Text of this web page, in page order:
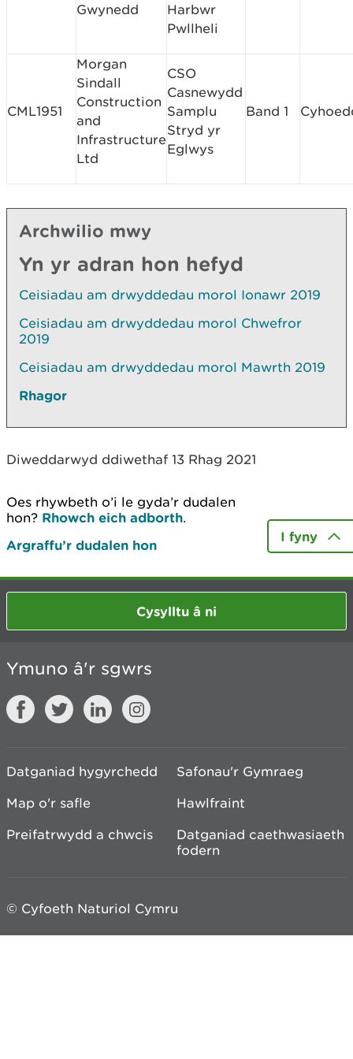
Gwynedd
Harbwr
Pwllheli
CML1951
Morgan
Sindall
Construction
and
Infrastructure
Ltd
CSO
Casnewydd
Samplu
Stryd yr
Eglwys
Band 1
Archwilio mwy
Yn yr adran hon hefyd
Ceisiadau am drwyddedau morol Ionawr 2019
Ceisiadau am drwyddedau morol Chwefror
2019
Ceisiadau am drwyddedau morol Mawrth 2019
Rhagor
Diweddarwyd ddiwethaf 13 Rhag 2021
Oes rhywbeth o’i le gyda’r dudalen
hon? Rhowch eich adborth.
Argraffu’r dudalen hon
I fyny
Cysylltu â ni
Ymuno â'r sgwrs
Datganiad hygyrchedd
Safonau'r Gymraeg
Map o'r safle
Hawlfraint
Preifatrwydd a chwcis
Datganiad caethwasiaeth
fodern
© Cyfoeth Naturiol Cymru